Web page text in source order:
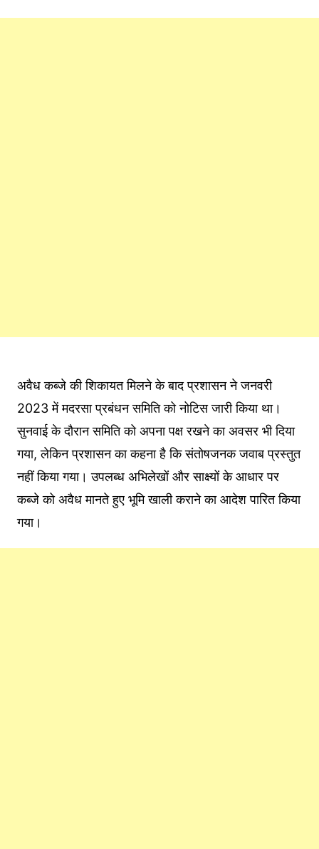
अवैध कब्जे की शिकायत मिलने के बाद प्रशासन ने जनवरी
2023 में मदरसा प्रबंधन समिति को नोटिस जारी किया था।
सुनवाई के दौरान समिति को अपना पक्ष रखने का अवसर भी दिया
गया, लेकिन प्रशासन का कहना है कि संतोषजनक जवाब प्रस्तुत
नहीं किया गया। उपलब्ध अभिलेखों और साक्ष्यों के आधार पर
कब्जे को अवैध मानते हुए भूमि खाली कराने का आदेश पारित किया
गया।